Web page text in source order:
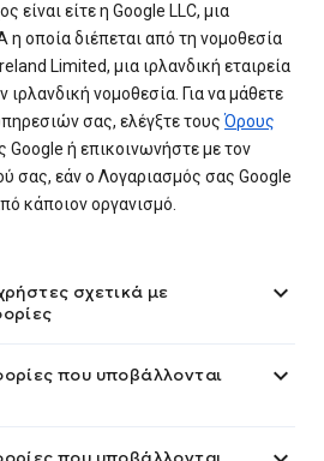
είναι είτε η Google LLC, μια
η οποία διέπεται από τη νομοθεσία
Limited, μια ιρλανδική εταιρεία
ιρλανδική νομοθεσία. Για να μάθετε
σας, ελέγξτε τουςΌρους
Google ή επικοινωνήστε με τον
σας, εάν ο Λογαριασμός σας Google
κάποιον οργανισμό.
σχετικά με

που υποβάλλονται
